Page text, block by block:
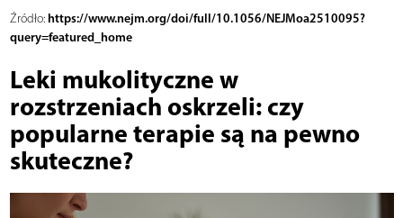
Źródło: https://www.nejm.org/doi/full/10.1056/NEJMoa2510095?
query=featured_home
Leki mukolityczne w
rozstrzeniach oskrzeli: czy
popularne terapie są na pewno
skuteczne?